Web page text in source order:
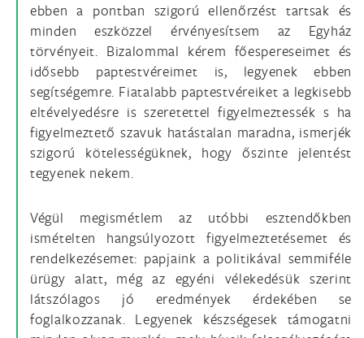
ebben a pontban szigorú ellenőrzést tartsak és
minden eszközzel érvényesítsem az Egyház
törvényeit. Bizalommal kérem főespereseimet és
idősebb paptestvéreimet is, legyenek ebben
segítségemre. Fiatalabb paptestvéreiket a legkisebb
eltévelyedésre is szeretettel figyelmeztessék s ha
figyelmeztető szavuk hatástalan maradna, ismerjék
szigorú kötelességüknek, hogy őszinte jelentést
tegyenek nekem.
Végül megismétlem az utóbbi esztendőkben
ismételten hangsúlyozott figyelmeztetésemet és
rendelkezésemet: papjaink a politikával semmiféle
ürügy alatt, még az egyéni vélekedésük szerint
látszólagos jó eredmények érdekében se
foglalkozzanak. Legyenek készségesek támogatni